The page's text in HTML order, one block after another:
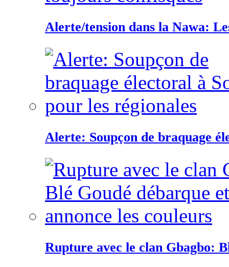
Alerte/tension dans la Nawa:
Alerte: Soupçon de braquage
Rupture avec le clan Gbagbo: